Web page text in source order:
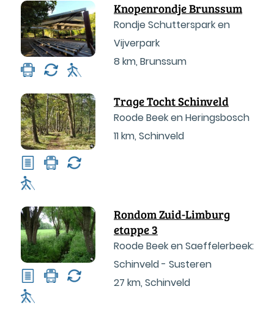
Knopenrondje Brunssum
Rondje Schutterspark en
Vijverpark
8 km, Brunssum
Trage Tocht Schinveld
Roode Beek en Heringsbosch
11 km, Schinveld
Rondom Zuid-Limburg
etappe 3
Roode Beek en Saeffelerbeek:
Schinveld - Susteren
27 km, Schinveld